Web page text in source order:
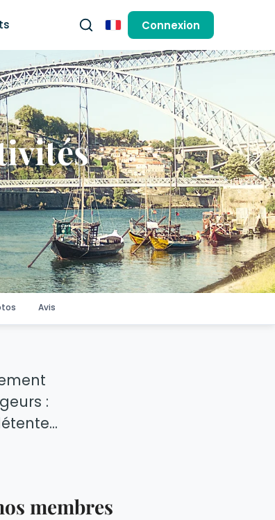
FrançaisConnexion
Avis
:
membres